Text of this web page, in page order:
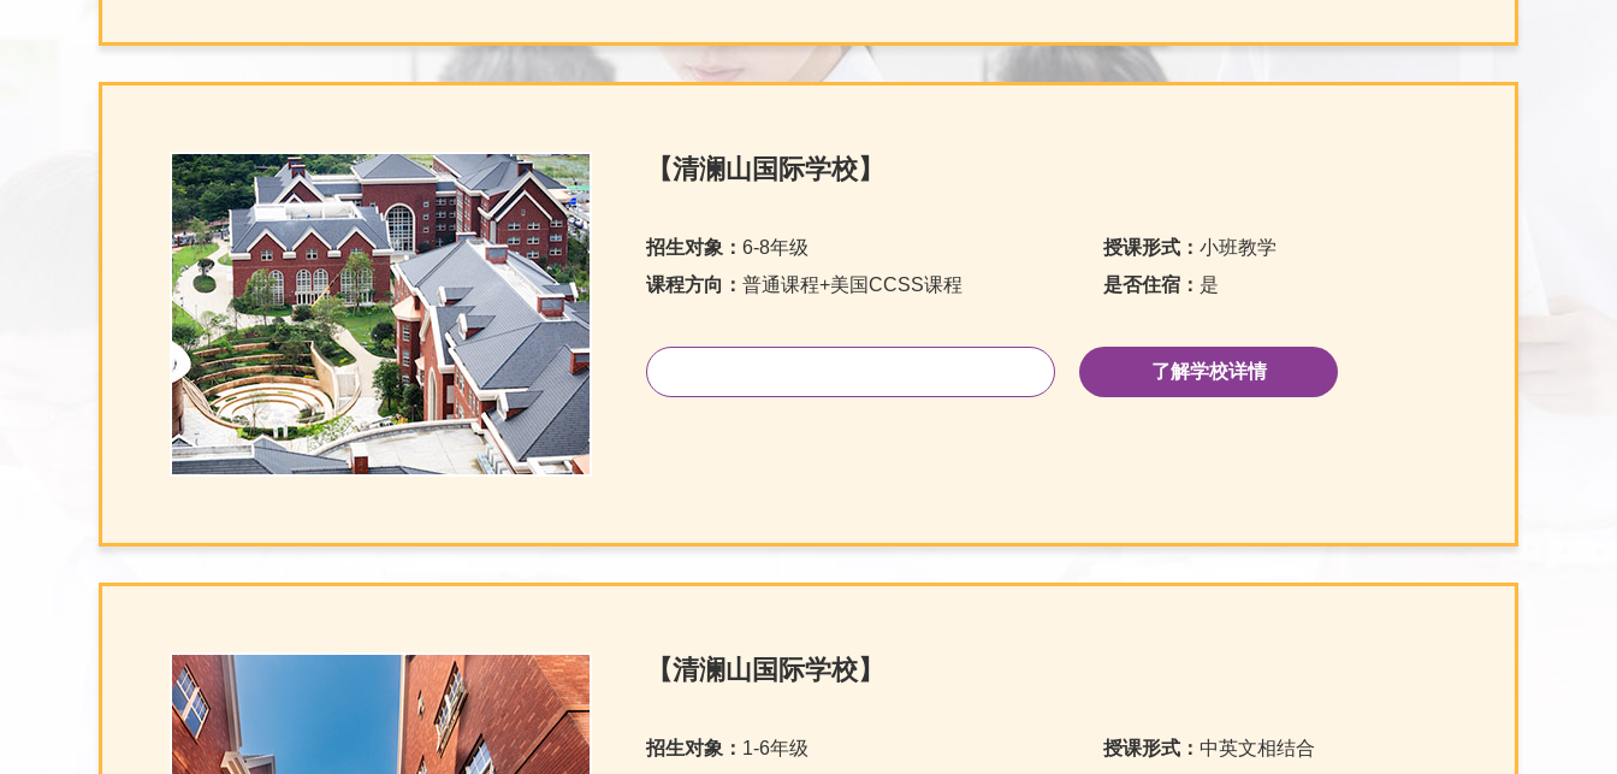
【清澜山国际学校】
招生对象： 6-8年级
课程方向： 普通课程+美国CCSS课程
授课形式： 小班教学
是否住宿： 是
了解学校详情
【清澜山国际学校】
招生对象： 1-6年级
授课形式： 中英文相结合